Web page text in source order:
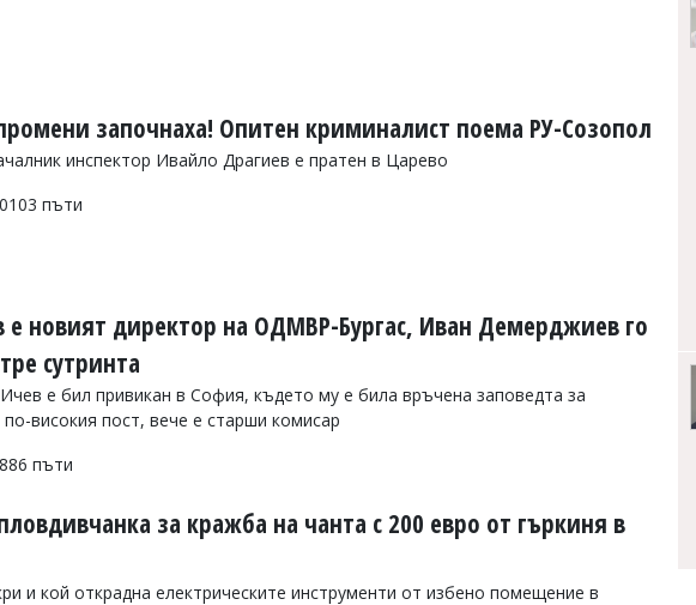
започнаха! Опитен криминалист поема РУ-Созопол
инспектор Ивайло Драгиев е пратен в Царево
пъти
е новият директор на ОДМВР-Бургас, Иван Демерджиев го
сутринта
е бил привикан в София, където му е била връчена заповедта за
високия пост, вече е старши комисар
пъти
за кражба на чанта с 200 евро от гъркиня в
и кой открадна електрическите инструменти от избено помещение в